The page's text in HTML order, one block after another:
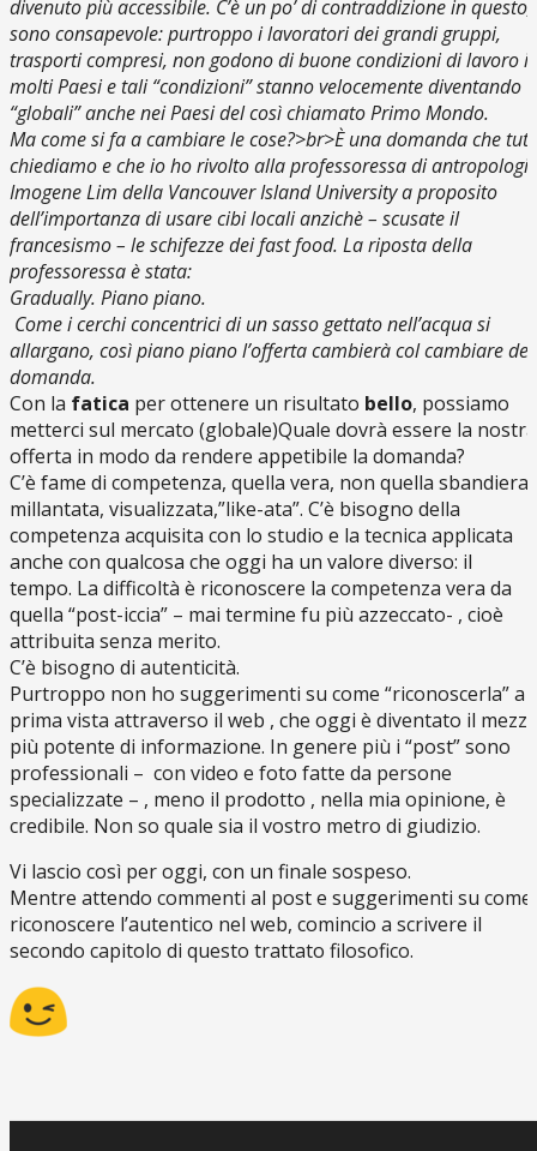
divenuto più accessibile. C’è un po’ di contraddizione in questo,
sono consapevole: purtroppo i lavoratori dei grandi gruppi,
trasporti compresi, non godono di buone condizioni di lavoro
molti Paesi e tali “condizioni” stanno velocemente diventando
“globali” anche nei Paesi del così chiamato Primo Mondo.
Ma come si fa a cambiare le cose?>br>È una domanda che
chiediamo e che io ho rivolto alla professoressa di
Imogene Lim della Vancouver Island University a proposito
dell’importanza di usare cibi locali anzichè – scusate il
francesismo – le schifezze dei fast food. La riposta della
professoressa è stata:
Gradually. Piano piano.
Come i cerchi concentrici di un sasso gettato nell’acqua si
allargano, così piano piano l’offerta cambierà col cambiare
domanda.
Con la fatica per ottenere un risultato bello, possiamo
metterci sul mercato (globale)Quale dovrà essere la nostra
offerta in modo da rendere appetibile la domanda?
C’è fame di competenza, quella vera, non quella
millantata, visualizzata,”like-ata”. C’è bisogno della
competenza acquisita con lo studio e la tecnica applicata
anche con qualcosa che oggi ha un valore diverso: il
tempo. La difficoltà è riconoscere la competenza vera da
quella “post-iccia” – mai termine fu più azzeccato- , cioè
attribuita senza merito.
C’è bisogno di autenticità.
Purtroppo non ho suggerimenti su come “riconoscerla” a
prima vista attraverso il web , che oggi è diventato il
più potente di informazione. In genere più i “post” sono
professionali – con video e foto fatte da persone
specializzate – , meno il prodotto , nella mia opinione, è
credibile. Non so quale sia il vostro metro di giudizio.
Vi lascio così per oggi, con un finale sospeso.
Mentre attendo commenti al post e suggerimenti su come
riconoscere l’autentico nel web, comincio a scrivere il
secondo capitolo di questo trattato filosofico.